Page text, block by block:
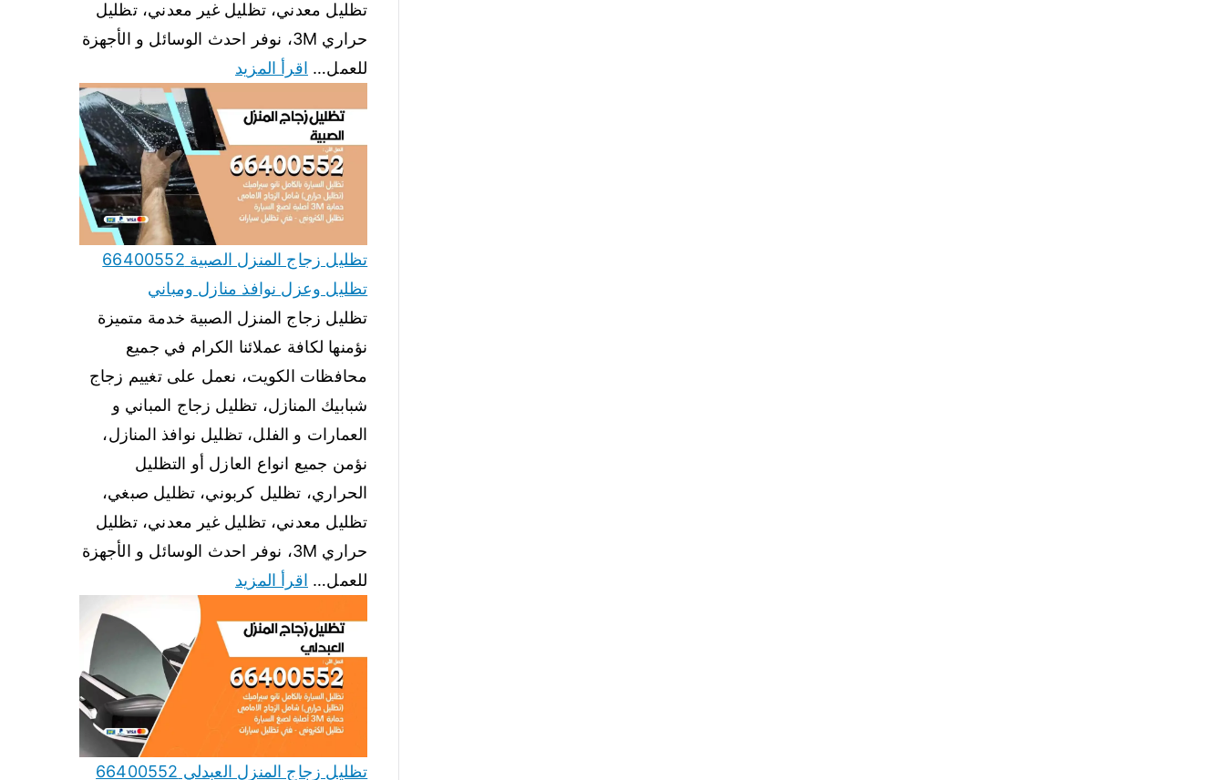
تظليل معدني، تظليل غير معدني، تظليل
حراري 3M، نوفر احدث الوسائل و الأجهزة
للعمل… اقرأ المزيد
تظليل زجاج المنزل الصبية 66400552
تظليل وعزل نوافذ منازل ومباني
تظليل زجاج المنزل الصبية خدمة متميزة
نؤمنها لكافة عملائنا الكرام في جميع
محافظات الكويت، نعمل على تغييم زجاج
شبابيك المنازل، تظليل زجاج المباني و
العمارات و الفلل، تظليل نوافذ المنازل،
نؤمن جميع انواع العازل أو التظليل
الحراري، تظليل كربوني، تظليل صبغي،
تظليل معدني، تظليل غير معدني، تظليل
حراري 3M، نوفر احدث الوسائل و الأجهزة
للعمل… اقرأ المزيد
تظليل زجاج المنزل العبدلي 66400552